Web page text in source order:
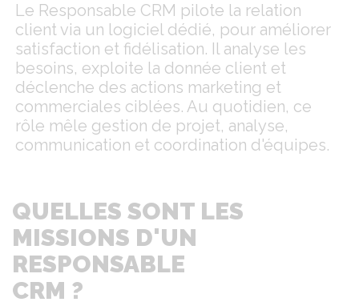
Le Responsable CRM pilote la relation
client via un logiciel dédié, pour améliorer
satisfaction et fidélisation. Il analyse les
besoins, exploite la donnée client et
déclenche des actions marketing et
commerciales ciblées. Au quotidien, ce
rôle mêle gestion de projet, analyse,
communication et coordination d'équipes.
QUELLES SONT LES
MISSIONS D'UN
RESPONSABLE
CRM ?